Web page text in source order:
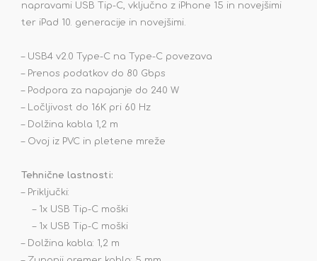
napravami USB Tip-C, vključno z iPhone 15 in novejšimi
ter iPad 10. generacije in novejšimi.
– USB4 v2.0 Type-C na Type-C povezava
– Prenos podatkov do 80 Gbps
– Podpora za napajanje do 240 W
– Ločljivost do 16K pri 60 Hz
– Dolžina kabla 1,2 m
– Ovoj iz PVC in pletene mreže
Tehnične lastnosti:
– Priključki:
– 1x USB Tip-C moški
– 1x USB Tip-C moški
– Dolžina kabla: 1,2 m